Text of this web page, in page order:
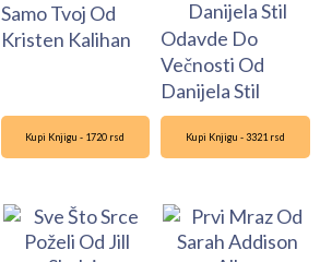
Samo Tvoj Od
Kristen Kalihan
Odavde Do
Večnosti Od
Danijela Stil
Kupi Knjigu - 1720 rsd Kupi Knjigu - 3321 rsd